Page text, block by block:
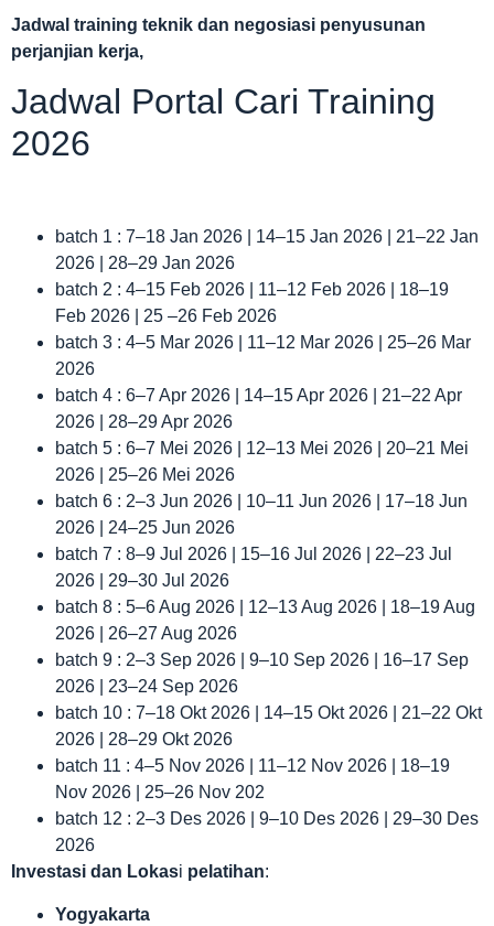
Jadwal training teknik dan negosiasi penyusunan
perjanjian kerja,
Jadwal Portal Cari Training
2026
batch 1 : 7–18 Jan 2026 | 14–15 Jan 2026 | 21–22 Jan
2026 | 28–29 Jan 2026
batch 2 : 4–15 Feb 2026 | 11–12 Feb 2026 | 18–19
Feb 2026 | 25 –26 Feb 2026
batch 3 : 4–5 Mar 2026 | 11–12 Mar 2026 | 25–26 Mar
2026
batch 4 : 6–7 Apr 2026 | 14–15 Apr 2026 | 21–22 Apr
2026 | 28–29 Apr 2026
batch 5 : 6–7 Mei 2026 | 12–13 Mei 2026 | 20–21 Mei
2026 | 25–26 Mei 2026
batch 6 : 2–3 Jun 2026 | 10–11 Jun 2026 | 17–18 Jun
2026 | 24–25 Jun 2026
batch 7 : 8–9 Jul 2026 | 15–16 Jul 2026 | 22–23 Jul
2026 | 29–30 Jul 2026
batch 8 : 5–6 Aug 2026 | 12–13 Aug 2026 | 18–19 Aug
2026 | 26–27 Aug 2026
batch 9 : 2–3 Sep 2026 | 9–10 Sep 2026 | 16–17 Sep
2026 | 23–24 Sep 2026
batch 10 : 7–18 Okt 2026 | 14–15 Okt 2026 | 21–22 Okt
2026 | 28–29 Okt 2026
batch 11 : 4–5 Nov 2026 | 11–12 Nov 2026 | 18–19
Nov 2026 | 25–26 Nov 202
batch 12 : 2–3 Des 2026 | 9–10 Des 2026 | 29–30 Des
2026
Investasi dan Lokasi pelatihan:
Yogyakarta